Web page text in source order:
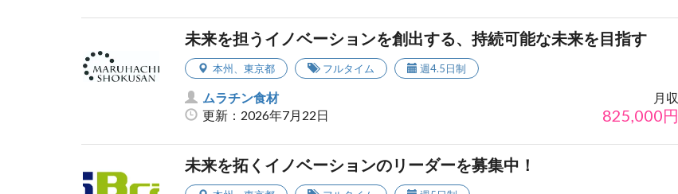
未来を担うイノベーションを創出する、持続可能な未来を目指す
本州、 東京都 フルタイム 週4.5日制
ムラチン食材
更新：2026年7月22日
月収
825,000円
未来を拓くイノベーションのリーダーを募集中！